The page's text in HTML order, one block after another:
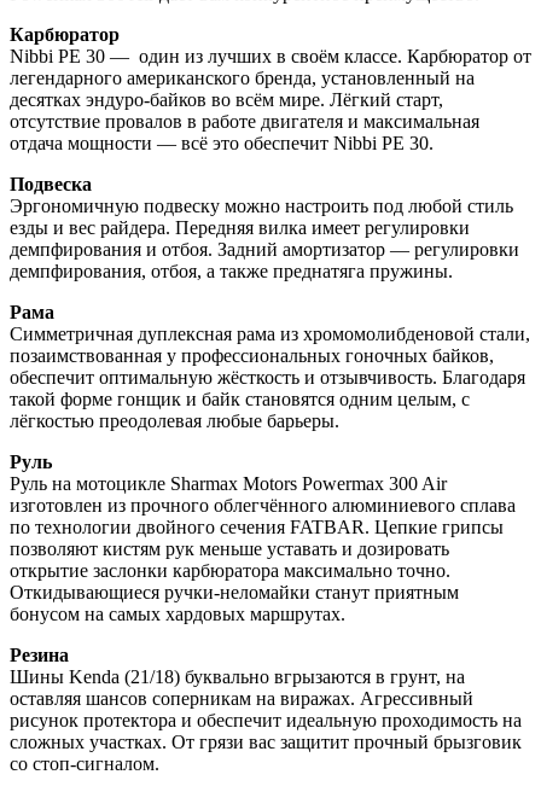
Карбюратор
Nibbi PE 30 — один из лучших в своём классе. Карбюратор от
легендарного американского бренда, установленный на
десятках эндуро-байков во всём мире. Лёгкий старт,
отсутствие провалов в работе двигателя и максимальная
отдача мощности — всё это обеспечит Nibbi PE 30.
Подвеска
Эргономичную подвеску можно настроить под любой стиль
езды и вес райдера. Передняя вилка имеет регулировки
демпфирования и отбоя. Задний амортизатор — регулировки
демпфирования, отбоя, а также преднатяга пружины.
Рама
Симметричная дуплексная рама из хромомолибденовой стали,
позаимствованная у профессиональных гоночных байков,
обеспечит оптимальную жёсткость и отзывчивость. Благодаря
такой форме гонщик и байк становятся одним целым, с
лёгкостью преодолевая любые барьеры.
Руль
Руль на мотоцикле Sharmax Motors Powermax 300 Air
изготовлен из прочного облегчённого алюминиевого сплава
по технологии двойного сечения FATBAR. Цепкие грипсы
позволяют кистям рук меньше уставать и дозировать
открытие заслонки карбюратора максимально точно.
Откидывающиеся ручки-неломайки станут приятным
бонусом на самых хардовых маршрутах.
Резина
Шины Kenda (21/18) буквально вгрызаются в грунт, на
оставляя шансов соперникам на виражах. Агрессивный
рисунок протектора и обеспечит идеальную проходимость на
сложных участках. От грязи вас защитит прочный брызговик
со стоп-сигналом.